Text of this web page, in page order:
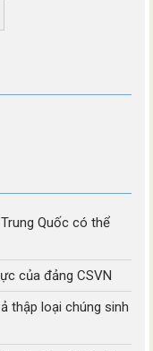
Quốc có thể
của đảng CSVN
thập loại chúng sinh